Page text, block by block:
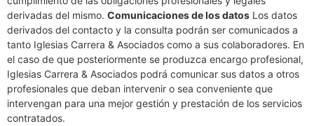
derivadas del mismo. Comunicaciones de los datos Los datos
derivados del contacto y la consulta podrán ser comunicados a
tanto Iglesias Carrera & Asociados como a sus colaboradores. En
el caso de que posteriormente se produzca encargo profesional,
Iglesias Carrera & Asociados podrá comunicar sus datos a otros
profesionales que deban intervenir o sea conveniente que
intervengan para una mejor gestión y prestación de los servicios
contratados.